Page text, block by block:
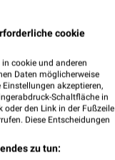
cookie
cookie und anderen
Daten möglicherweise
Einstellungen akzeptieren,
Schaltfläche in
oder den Link in der Fußzeile
Diese Entscheidungen
zu tun: